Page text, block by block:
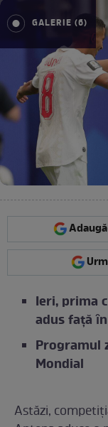
GALERIE (6)
Ieri, prima
adus faţă
Programul
Mondial
Astăzi,